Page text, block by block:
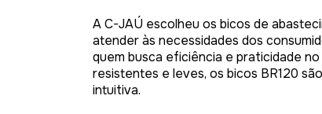
A C-JAÚ escolheu os bicos de
atender às necessidades dos
quem busca eficiência e praticidade
resistentes e leves, os bicos BR120
intuitiva.